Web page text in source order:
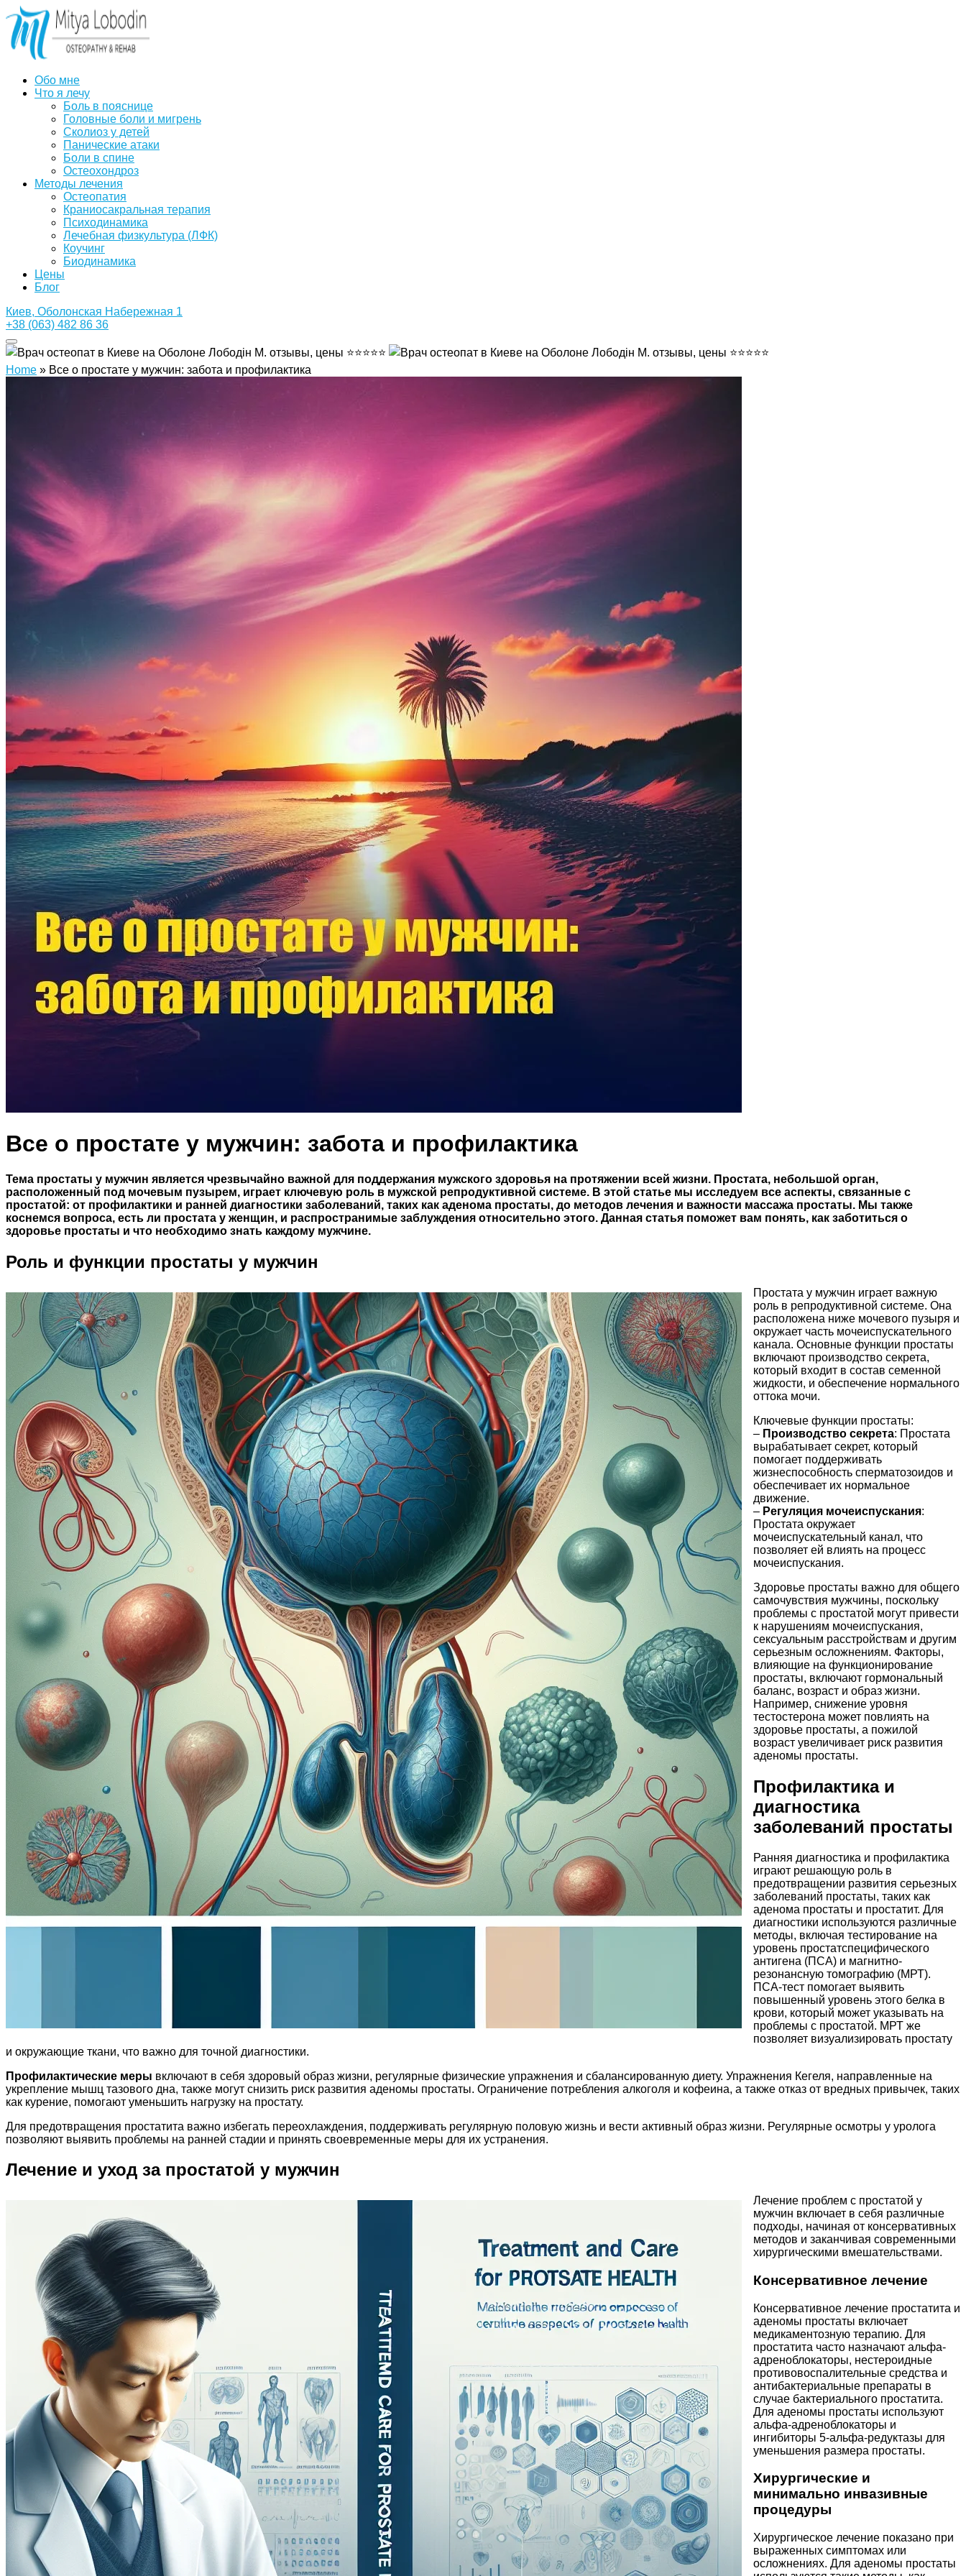
Обо мне
Что я лечу
Боль в пояснице
Головные боли и мигрень
Сколиоз у детей
Панические атаки
Боли в спине
Остеохондроз
Методы лечения
Остеопатия
Краниосакральная терапия
Психодинамика
Лечебная физкультура (ЛФК)
Коучинг
Биодинамика
Цены
Блог
Киев, Оболонская Набережная 1
+38 (063) 482 86 36
Home » Все о простате у мужчин: забота и профилактика
Все о простате у мужчин: забота и профилактика
Тема простаты у мужчин является чрезвычайно важной для поддержания мужского здоровья на протяжении всей жизни. Простата, небольшой орган,
расположенный под мочевым пузырем, играет ключевую роль в мужской репродуктивной системе. В этой статье мы исследуем все аспекты, связанные с
простатой: от профилактики и ранней диагностики заболеваний, таких как аденома простаты, до методов лечения и важности массажа простаты. Мы также
коснемся вопроса, есть ли простата у женщин, и распространимые заблуждения относительно этого. Данная статья поможет вам понять, как заботиться о
здоровье простаты и что необходимо знать каждому мужчине.
Роль и функции простаты у мужчин
Простата у мужчин играет важную
роль в репродуктивной системе. Она
расположена ниже мочевого пузыря и
окружает часть мочеиспускательного
канала. Основные функции простаты
включают производство секрета,
который входит в состав семенной
жидкости, и обеспечение нормального
оттока мочи.
Ключевые функции простаты:
– Производство секрета: Простата
вырабатывает секрет, который
помогает поддерживать
жизнеспособность сперматозоидов и
обеспечивает их нормальное
движение.
– Регуляция мочеиспускания:
Простата окружает
мочеиспускательный канал, что
позволяет ей влиять на процесс
мочеиспускания.
Здоровье простаты важно для общего
самочувствия мужчины, поскольку
проблемы с простатой могут привести
к нарушениям мочеиспускания,
сексуальным расстройствам и другим
серьезным осложнениям. Факторы,
влияющие на функционирование
простаты, включают гормональный
баланс, возраст и образ жизни.
Например, снижение уровня
тестостерона может повлиять на
здоровье простаты, а пожилой
возраст увеличивает риск развития
аденомы простаты.
Профилактика и
диагностика
заболеваний простаты
Ранняя диагностика и профилактика
играют решающую роль в
предотвращении развития серьезных
заболеваний простаты, таких как
аденома простаты и простатит. Для
диагностики используются различные
методы, включая тестирование на
уровень простатспецифического
антигена (ПСА) и магнитно-
резонансную томографию (МРТ).
ПСА-тест помогает выявить
повышенный уровень этого белка в
крови, который может указывать на
проблемы с простатой. МРТ же
позволяет визуализировать простату
и окружающие ткани, что важно для точной диагностики.
Профилактические меры включают в себя здоровый образ жизни, регулярные физические упражнения и сбалансированную диету. Упражнения Кегеля, направленные на
укрепление мышц тазового дна, также могут снизить риск развития аденомы простаты. Ограничение потребления алкоголя и кофеина, а также отказ от вредных привычек, таких
как курение, помогают уменьшить нагрузку на простату.
Для предотвращения простатита важно избегать переохлаждения, поддерживать регулярную половую жизнь и вести активный образ жизни. Регулярные осмотры у уролога
позволяют выявить проблемы на ранней стадии и принять своевременные меры для их устранения.
Лечение и уход за простатой у мужчин
Лечение проблем с простатой у
мужчин включает в себя различные
подходы, начиная от консервативных
методов и заканчивая современными
хирургическими вмешательствами.
Консервативное лечение
Консервативное лечение простатита и
аденомы простаты включает
медикаментозную терапию. Для
простатита часто назначают альфа-
адреноблокаторы, нестероидные
противовоспалительные средства и
антибактериальные препараты в
случае бактериального простатита.
Для аденомы простаты используют
альфа-адреноблокаторы и
ингибиторы 5-альфа-редуктазы для
уменьшения размера простаты.
Хирургические и
минимально инвазивные
процедуры
Хирургическое лечение показано при
выраженных симптомах или
осложнениях. Для аденомы простаты